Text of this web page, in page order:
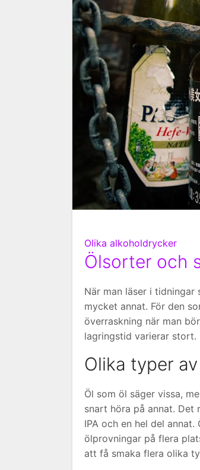
Olika alkoholdrycker
Ölsorter och
När man läser i tidningar
mycket annat. För den
överraskning när man
lagringstid varierar stort.
Olika typer
Öl som öl säger vissa,
snart höra på annat.
IPA och en hel del
ölprovningar på flera
att få smaka flera olika